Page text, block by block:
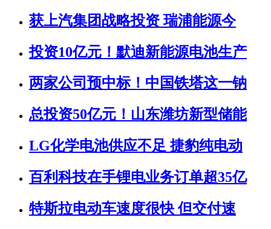
获上汽集团战略投资 瑞浦能源今
投资10亿元！默迪新能源电池生产
两家公司预中标！中国铁塔这一钠
总投资50亿元！山东潍坊新型储能
LG化学电池供应不足 捷豹纯电动
百利科技在手锂电业务订单超35亿
特斯拉电动车速度很快 但交付速